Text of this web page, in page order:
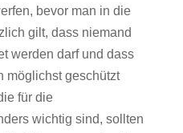
bevor man in die
gilt, dass niemand
werden darf und dass
möglichst geschützt
für die
wichtig sind, sollten